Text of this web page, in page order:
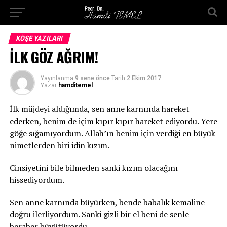
KÖŞE YAZILARI
İLK GÖZ AĞRIM!
Yayınlanma 9 sene önce Tarih 2 Ekim 2017
Yazar hamditemel
İlk müjdeyi aldığımda, sen anne karnında hareket
ederken, benim de içim kıpır kıpır hareket ediyordu. Yere
göğe sığamıyordum. Allah’ın benim için verdiği en büyük
nimetlerden biri idin kızım.
Cinsiyetini bile bilmeden sanki kızım olacağını
hissediyordum.
Sen anne karnında büyürken, bende babalık kemaline
doğru ilerliyordum. Sanki gizli bir el beni de senle